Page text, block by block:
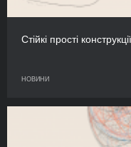
Стійкі прості
НОВИНИ